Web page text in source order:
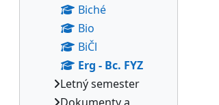
Biché
Bio
BiČl
Erg - Bc. FYZ
Letný semester